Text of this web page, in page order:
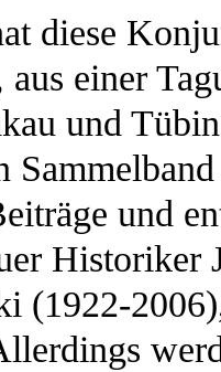
diese
aus einer
und
und
Historiker
(1922-